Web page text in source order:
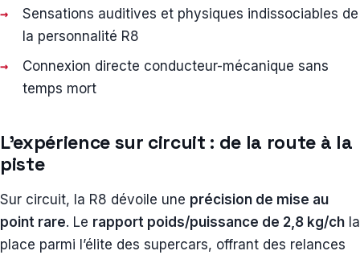
Sensations auditives et physiques indissociables de
la personnalité R8
Connexion directe conducteur-mécanique sans
temps mort
L’expérience sur circuit : de la route à la
piste
Sur circuit, la R8 dévoile une précision de mise au
point rare. Le rapport poids/puissance de 2,8 kg/ch la
place parmi l’élite des supercars, offrant des relances